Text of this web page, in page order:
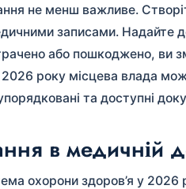
не менш важливе.
записами. Надайте
або пошкоджено, ви
року місцева влада
та доступні
в медичній
охорони здоров’я у 2026